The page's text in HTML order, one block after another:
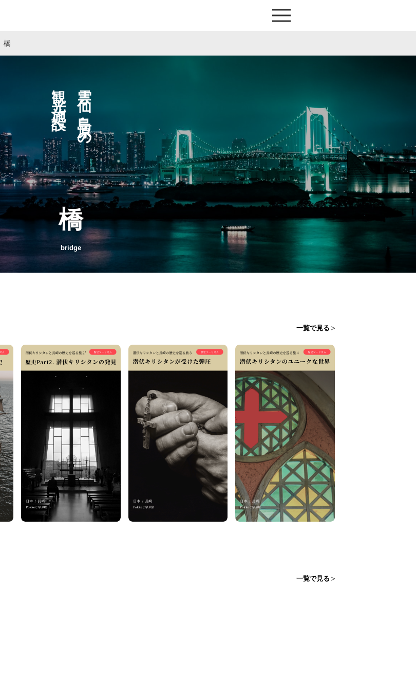
橋
雲仙・島原の
観光施設へ
橋
bridge
一覧で見る
一覧で見る